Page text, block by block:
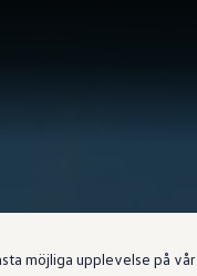
möjliga upplevelse på